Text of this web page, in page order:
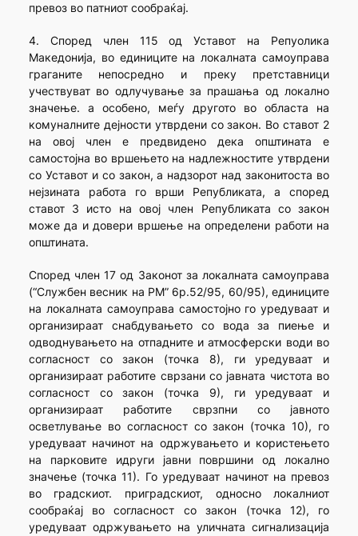
превоз во патниот сообраќај.
4. Според член 115 од Уставот на Репуолика
Македонија, во единиците на локалната самоуправа
граганите непосредно и преку претставници
учествуват во одлучување за прашања од локално
значење. а особено, меѓу другото во областа на
комуналните дејности утврдени со закон. Во ставот 2
на овој член е предвидено дека општината е
самостојна во вршењето на надлежностите утврдени
со Уставот и со закон, а надзорот над законитоста во
нејзината работа го врши Републиката, а според
ставот 3 исто на овој член Републиката со закон
може да и довери вршење на определени работи на
општината.
Според член 17 од Законот за локалната самоуправа
(“Службен весник на РМ” 6р.52/95, 60/95), единиците
на локалната самоуправа самостојно го уредуваат и
организираат снабдувањето со вода за пиење и
одводнувањето на отпадните и атмосферски води во
согласност со закон (точка 8), ги уредуваат и
организираат работите сврзани со јавната чистота во
согласност со закон (точка 9), ги уредуваат и
организираат работите сврзпни со јавното
осветлување во согласност со закон (точка 10), го
уредуваат начинот на одржувањето и користењето
на парковите идруги јавни површини од локално
значење (точка 11). Го уредуваат начинот на превоз
во градскиот. приградскиот, односно локалниот
сообраќај во согласност со закон (точка 12), го
уредуваат одржувањето на уличната сигнализација